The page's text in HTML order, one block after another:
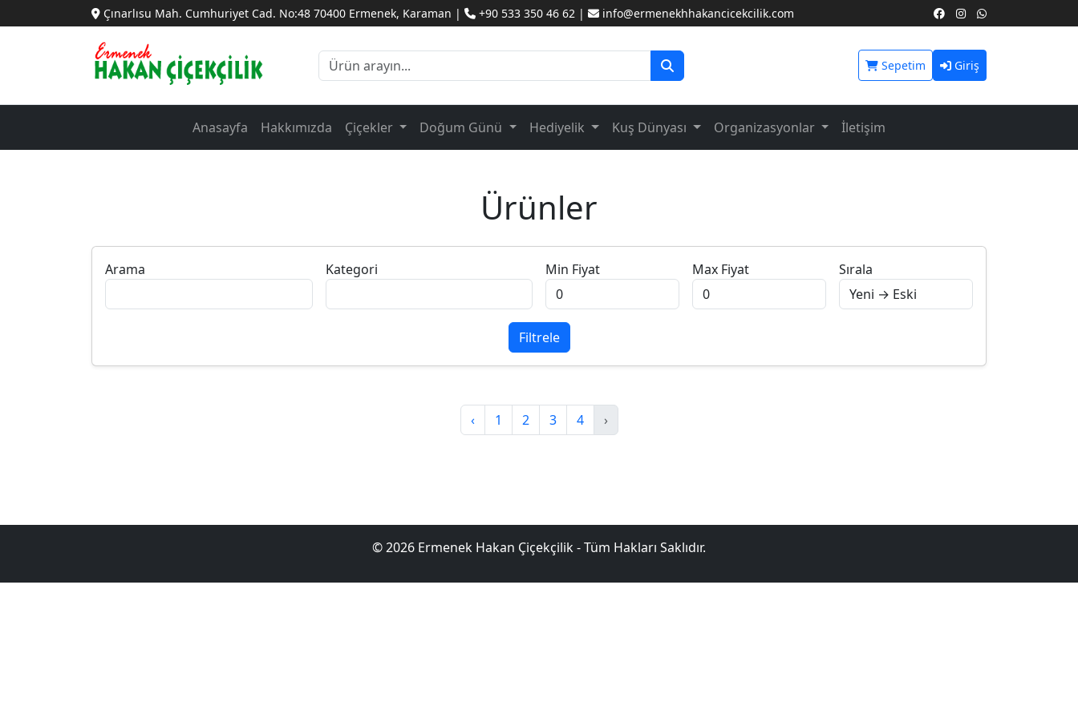
Çınarlısu Mah. Cumhuriyet Cad. No:48 70400 Ermenek, Karaman | +90 533 350 46 62 | info@ermenekhhakancicekcilik.com
Sepetim Giriş
Anasayfa Hakkımızda Çiçekler Doğum Günü Hediyelik Kuş Dünyası Organizasyonlar İletişim
Ürünler
Arama Kategori Min Fiyat Max Fiyat Sırala
Filtrele
‹ 1 2 3 4 ›
© 2026 Ermenek Hakan Çiçekçilik - Tüm Hakları Saklıdır.